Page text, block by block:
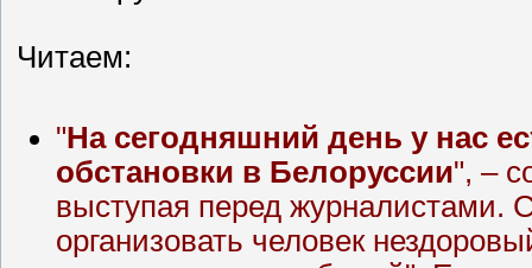
Читаем:
"На сегодняшний день у нас
обстановки в Белоруссии", –
выступая перед журналистами.
организовать человек